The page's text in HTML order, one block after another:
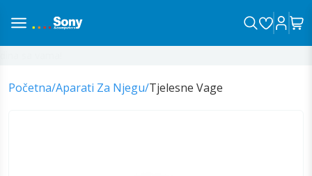
Početna/Aparati Za Njegu/Tjelesne Vage